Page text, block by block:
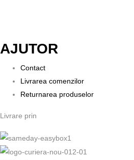
AJUTOR
Contact
Livrarea comenzilor
Returnarea produselor
Livrare prin